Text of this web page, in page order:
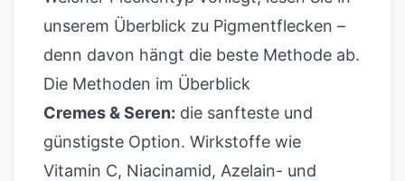
unserem Überblick zu Pigmentflecken –
denn davon hängt die beste Methode ab.
Die Methoden im Überblick
Cremes & Seren: die sanfteste und
günstigste Option. Wirkstoffe wie
Vitamin C, Niacinamid, Azelain- und